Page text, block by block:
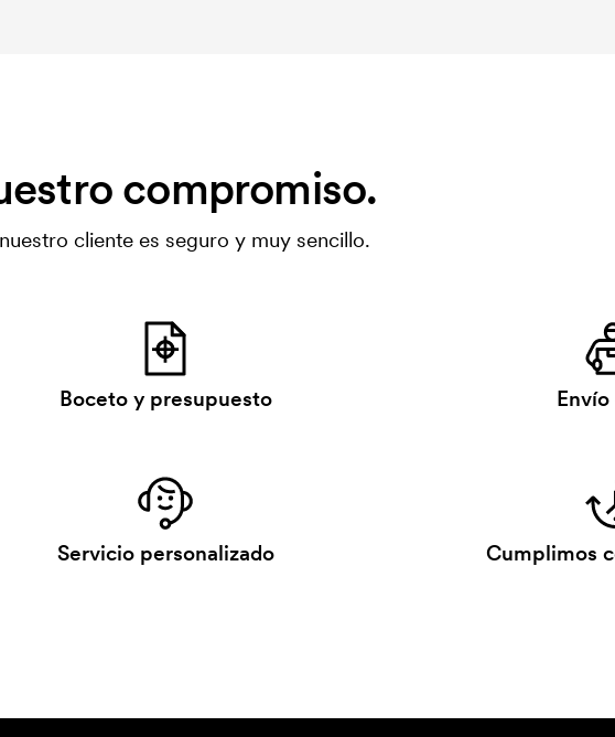
compromiso.
cliente es seguro y muy sencillo.
Boceto y presupuesto
Servicio personalizado Cumplimos